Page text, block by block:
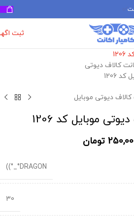
ثبت
دیوتی موبایل
موبایل کد 1206
تومان
DRAGON°_°))
30